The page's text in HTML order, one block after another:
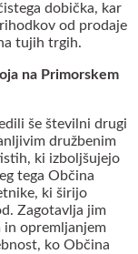
dobička, kar
od prodaje
tujih trgih.
na Primorskem
še številni drugi
družbenim
ki izboljšujejo
tega Občina
ki širijo
Zagotavlja jim
opremljanjem
ko Občina